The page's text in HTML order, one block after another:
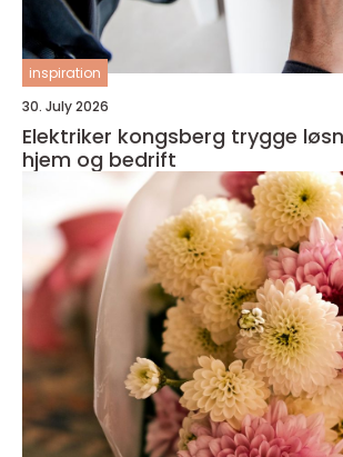
inspiration
30. July 2026
Elektriker kongsberg trygge løsninger for
hjem og bedrift